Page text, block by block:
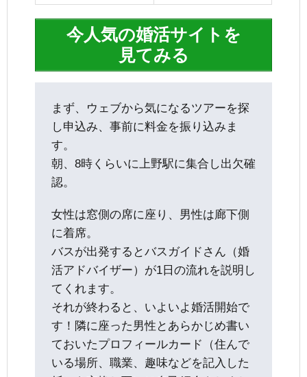
今人気の婚活サイトを
見てみる
まず、ウェブから気になるツアーを探
し申込み、事前に料金を振り込みま
す。
朝、8時くらいに上野駅に集合し出欠確
認。
女性は窓側の席に座り、男性は廊下側
に着席。
バスが出発するとバスガイドさん（婚
活アドバイザー）が1日の流れを説明し
てくれます。
それが終わると、いよいよ婚活開始で
す！隣に座った男性とあらかじめ書い
ておいたプロフィールカード（住んで
いる場所、職業、趣味などを記入した